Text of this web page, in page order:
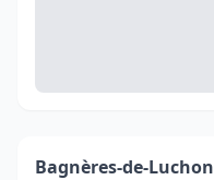
Bagnères-de-Luchon